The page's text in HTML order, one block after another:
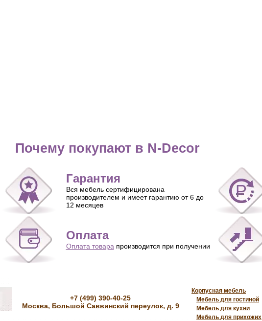
Почему покупают в N-Decor
Гарантия
Вся мебель сертифицирована
производителем и имеет гарантию от 6 до
12 месяцев
Оплата
Оплата товара производится при получении
Корпусная мебель
Мебель для гостиной
Мебель для кухни
Мебель для прихожих
+7 (499) 390-40-25
Москва, Большой Саввинский переулок, д. 9